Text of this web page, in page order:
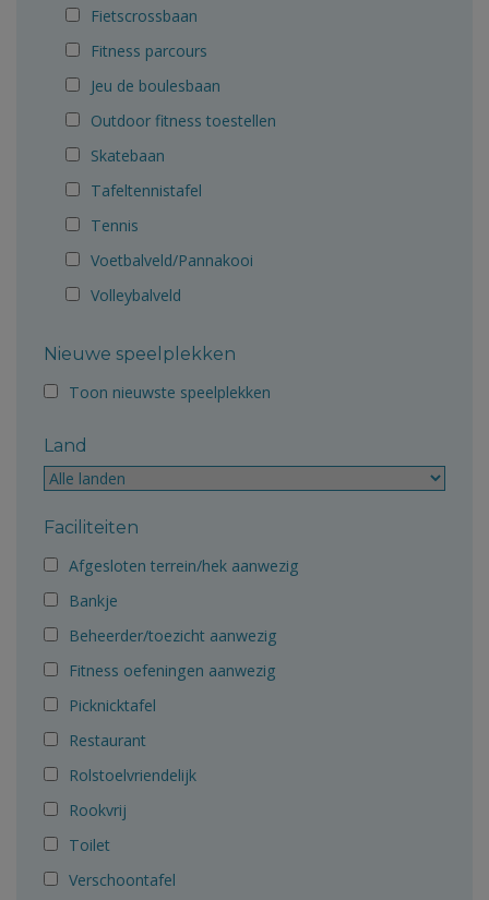
Fietscrossbaan
Fitness parcours
Jeu de boulesbaan
Outdoor fitness toestellen
Skatebaan
Tafeltennistafel
Tennis
Voetbalveld/Pannakooi
Volleybalveld
Nieuwe speelplekken
Toon nieuwste speelplekken
Land
Faciliteiten
Afgesloten terrein/hek aanwezig
Bankje
Beheerder/toezicht aanwezig
Fitness oefeningen aanwezig
Picknicktafel
Restaurant
Rolstoelvriendelijk
Rookvrij
Toilet
Verschoontafel